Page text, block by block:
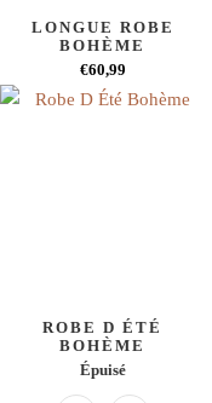
LONGUE ROBE
BOHÈME
€60,99
ROBE D ÉTÉ
BOHÈME
Épuisé